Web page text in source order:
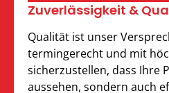
Zuverläs­sigkeit &
Qualität ist unser
termingerecht und mit
sicherzustellen, dass Ihre
aussehen, sondern auch